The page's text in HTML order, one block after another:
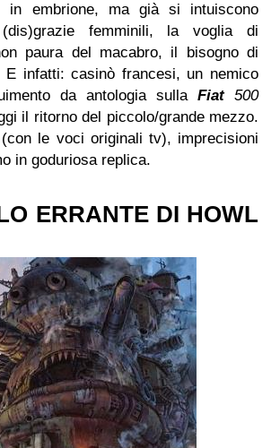
in embrione, ma già si intuiscono
(dis)grazie femminili, la voglia di
paura del macabro, il bisogno di
E infatti: casinò francesi, un nemico
da antologia sulla Fiat500
il ritorno del piccolo/grande mezzo.
(con le voci originali tv), imprecisioni
in goduriosa replica.
ERRANTE DI HOWL